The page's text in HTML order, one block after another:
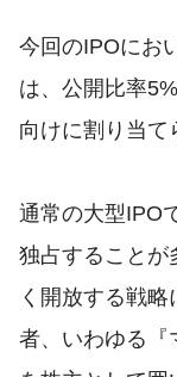
今回のIPOにお
は、公開比率
向けに割り当て
通常の大型IPO
独占することが
く開放する戦
者、いわゆる『